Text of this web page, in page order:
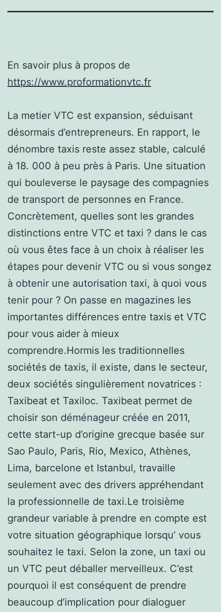
En savoir plus à propos de
https://www.proformationvtc.fr
La metier VTC est expansion, séduisant
désormais d’entrepreneurs. En rapport, le
dénombre taxis reste assez stable, calculé
à 18. 000 à peu près à Paris. Une situation
qui bouleverse le paysage des compagnies
de transport de personnes en France.
Concrètement, quelles sont les grandes
distinctions entre VTC et taxi ? dans le cas
où vous êtes face à un choix à réaliser les
étapes pour devenir VTC ou si vous songez
à obtenir une autorisation taxi, à quoi vous
tenir pour ? On passe en magazines les
importantes différences entre taxis et VTC
pour vous aider à mieux
comprendre.Hormis les traditionnelles
sociétés de taxis, il existe, dans le secteur,
deux sociétés singulièrement novatrices :
Taxibeat et Taxiloc. Taxibeat permet de
choisir son déménageur créée en 2011,
cette start-up d’origine grecque basée sur
Sao Paulo, Paris, Rio, Mexico, Athènes,
Lima, barcelone et Istanbul, travaille
seulement avec des drivers appréhendant
la professionnelle de taxi.Le troisième
grandeur variable à prendre en compte est
votre situation géographique lorsqu’ vous
souhaitez le taxi. Selon la zone, un taxi ou
un VTC peut déballer merveilleux. C’est
pourquoi il est conséquent de prendre
beaucoup d’implication pour dialoguer